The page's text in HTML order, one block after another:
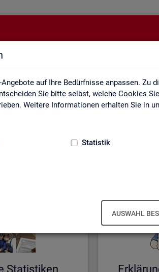
auf Ihre Bedürfnisse anpassen. Zu
Sie bitte selbst, welche Cookies
Weitere Informationen erhalten Sie in
Statistik
AUSWAHL
Leichte Sprache
Sta­tis­ti­ken